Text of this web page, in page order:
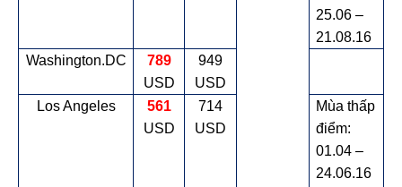
25.06 –
21.08.16
Washington.DC
789
USD
949
USD
Los Angeles
561
USD
714
USD
Mùa thấp
điểm:
01.04 –
24.06.16